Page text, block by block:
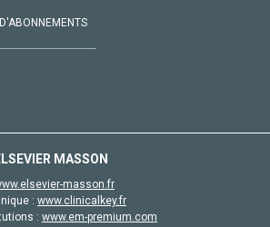
MASSON
masson.fr
: www.clinicalkey.fr
: www.em-premium.com